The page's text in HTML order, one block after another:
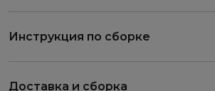
Инструкция по сборке
Доставка и сборка